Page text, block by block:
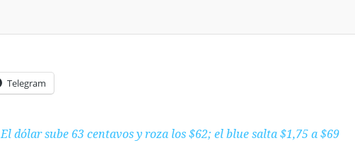
Telegram
El dólar sube 63 centavos y roza los $62; el blue salta $1,75 a $69